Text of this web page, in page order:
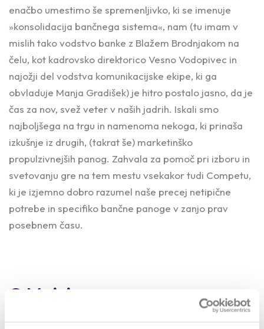
enačbo umestimo še spremenljivko, ki se imenuje
»konsolidacija bančnega sistema«, nam (tu imam v
mislih tako vodstvo banke z Blažem Brodnjakom na
čelu, kot kadrovsko direktorico Vesno Vodopivec in
najožji del vodstva komunikacijske ekipe, ki ga
obvladuje Manja Gradišek) je hitro postalo jasno, da je
čas za nov, svež veter v naših jadrih. Iskali smo
najboljšega na trgu in namenoma nekoga, ki prinaša
izkušnje iz drugih, (takrat še) marketinško
propulzivnejših panog. Zahvala za pomoč pri izboru in
svetovanju gre na tem mestu vsekakor tudi Competu,
ki je izjemno dobro razumel naše precej netipične
potrebe in specifiko bančne panoge v zanjo prav
posebnem času.
O Mojci